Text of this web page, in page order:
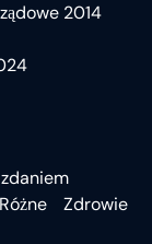
2014
Różne
Zdrowie